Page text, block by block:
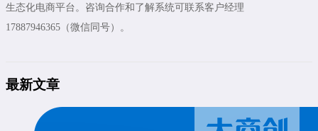
生态化电商平台。咨询合作和了解系统可联系客户经理
17887946365（微信同号）。
最新文章